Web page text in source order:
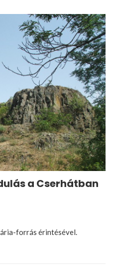
a Cserhátban
forrás érintésével.